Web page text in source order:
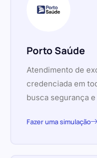
Porto Saúde
Atendimento de
credenciada em
busca segurança
Fazer uma simulação